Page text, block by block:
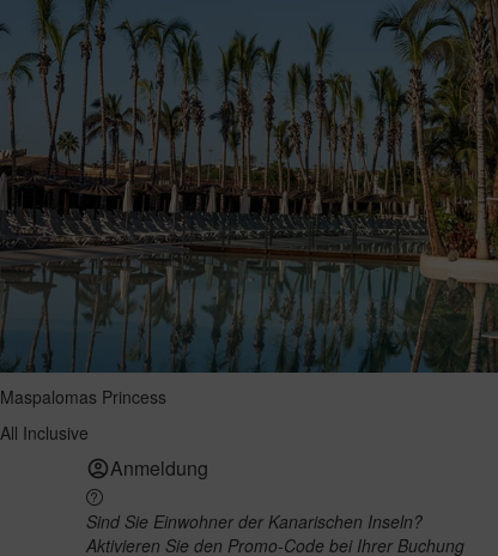
Maspalomas Princess
All Inclusive
Anmeldung
Sind Sie Einwohner der Kanarischen Inseln?
Aktivieren Sie den Promo-Code bei Ihrer Buchung